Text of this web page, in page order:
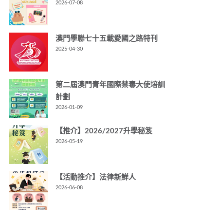
2026-07-08
澳門學聯七十五載愛國之路特刊
2025-04-30
第二屆澳門青年國際禁毒大使培訓
計劃
2026-01-09
【推介】2026/2027升學秘笈
2026-05-19
【活動推介】法律新鮮人
2026-06-08